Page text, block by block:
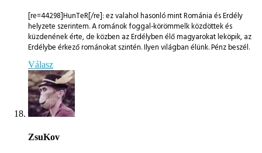
[re=44298]HunTeR[/re]: ez valahol hasonló mint Románia és Erdély
helyzete szerintem. A románok foggal-körömmelk közdöttek és
küzdenének érte, de közben az Erdélyben élő magyarokat leköpik, az
Erdélybe érkező románokat szintén. Ilyen világban élünk. Pénz beszél.
Válasz
ZsuKov